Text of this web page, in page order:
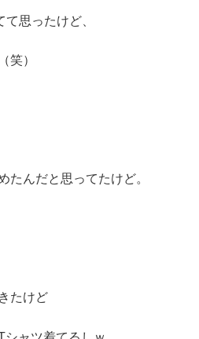
思ったけど、
笑）
たんだと思ってたけど。
たけど